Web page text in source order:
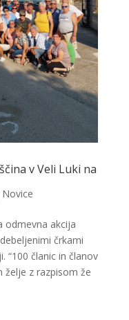
v Veli Luki na
Novice
odmevna akcija
črkami
“100 članic in članov
želje z razpisom že